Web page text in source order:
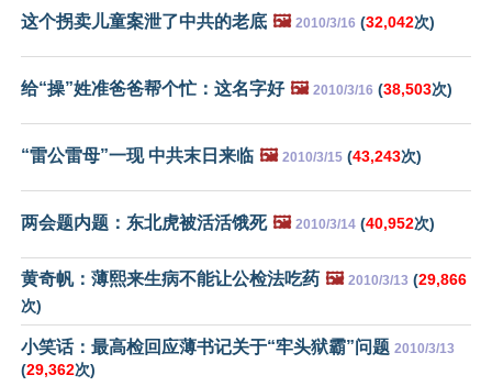
这个拐卖儿童案泄了中共的老底 🖼️ 2010/3/16 (32,042次)
给“操”姓准爸爸帮个忙：这名字好 🖼️ 2010/3/16 (38,503次)
“雷公雷母”一现 中共末日来临 🖼️ 2010/3/15 (43,243次)
两会题内题：东北虎被活活饿死 🖼️ 2010/3/14 (40,952次)
黄奇帆：薄熙来生病不能让公检法吃药 🖼️ 2010/3/13 (29,866
次)
小笑话：最高检回应薄书记关于“牢头狱霸”问题 2010/3/13
(29,362次)